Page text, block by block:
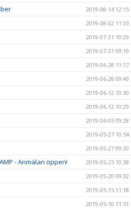
2019-08-14 12:15
2019-08-02 11:33
2019-07-31 10:29
2019-07-31 09:19
2019-06-28 11:17
2019-06-28 09:43
2019-06-12 10:30
2019-06-12 10:29
2019-06-05 09:28
2019-05-27 10:54
2019-05-27 09:20
- Anmälan öppen! 2019-05-25 10:38
2019-05-20 09:32
2019-05-15 11:18
2019-05-10 11:51